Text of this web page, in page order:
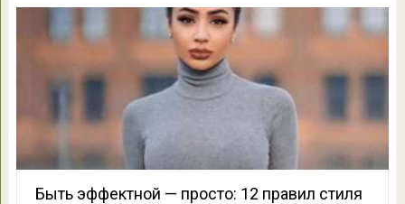
Быть эффектной — просто: 12 правил стиля